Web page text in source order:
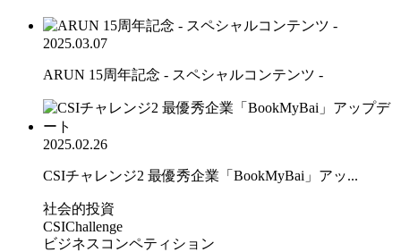
2025.03.07
ARUN 15周年記念 - スペシャルコンテンツ -
2025.02.26
CSIチャレンジ2 最優秀企業「BookMyBai」アッ...
社会的投資
CSIChallenge
ビジネスコンペティション